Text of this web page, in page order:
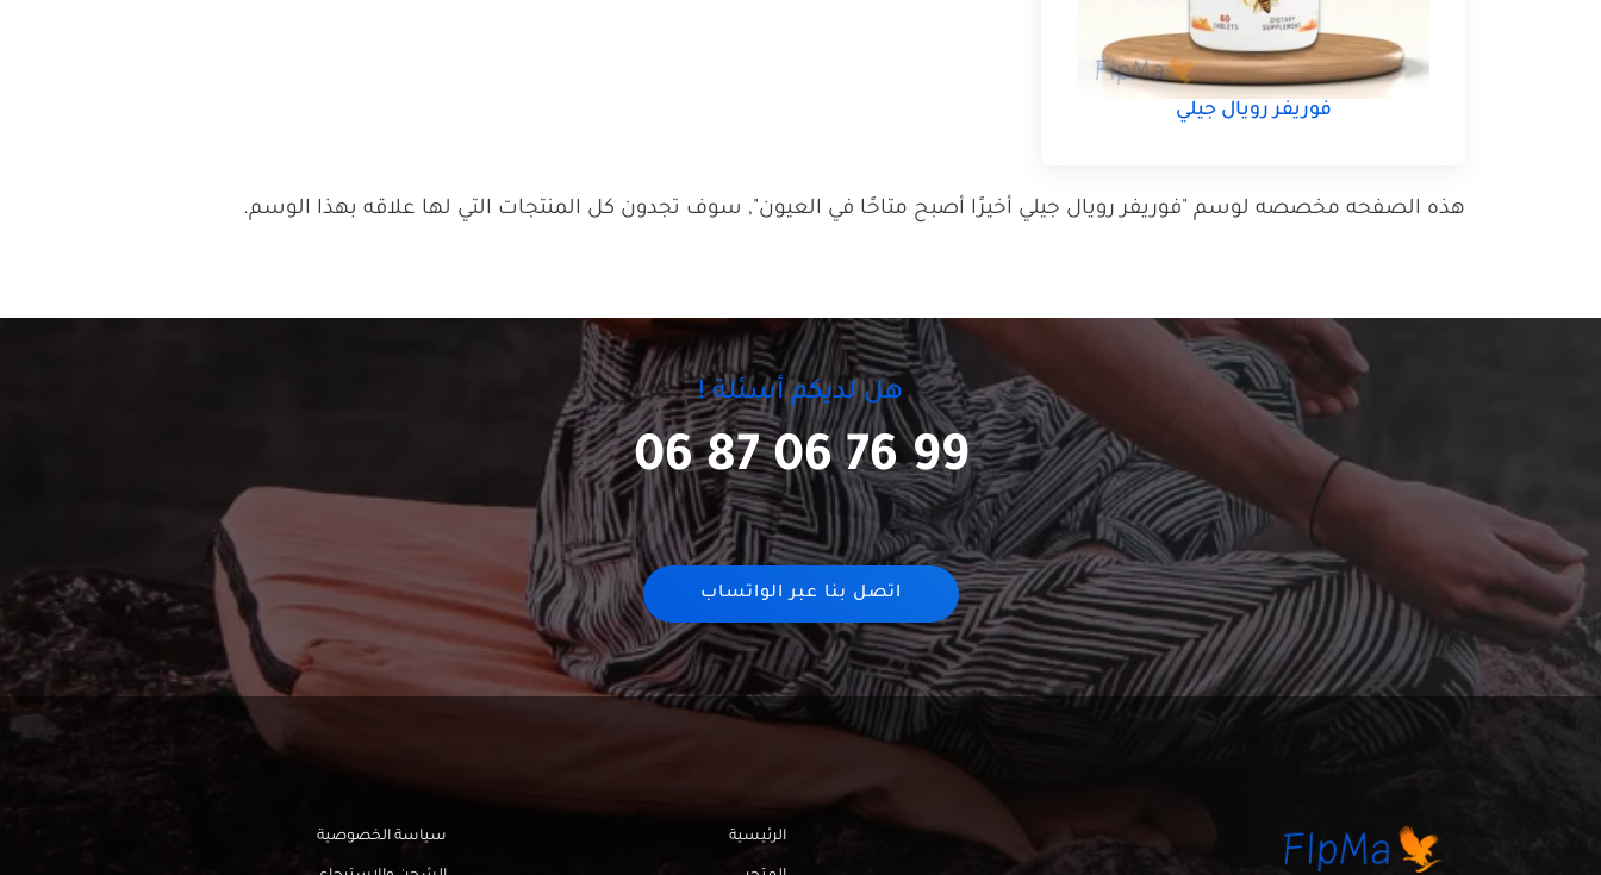
فوريفر رويال جيلي
هذه الصفحه مخصصه لوسم "فوريفر رويال جيلي أخيرًا أصبح متاحًا في العيون", سوف تجدون كل المنتجات التي لها علاقه بهذا الوسم.
هل لديكم أسئلة !
06 87 06 76 99
اتصل بنا عبر الواتساب
الرئيسية سياسة الخصوصية